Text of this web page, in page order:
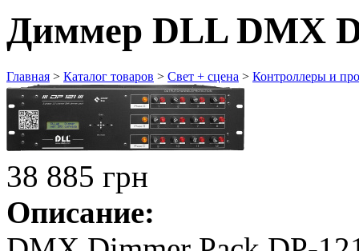
Диммер DLL DMX
Главная > Каталог товаров > Свет + сцена > Контроллеры и
38 885 грн
Описание: